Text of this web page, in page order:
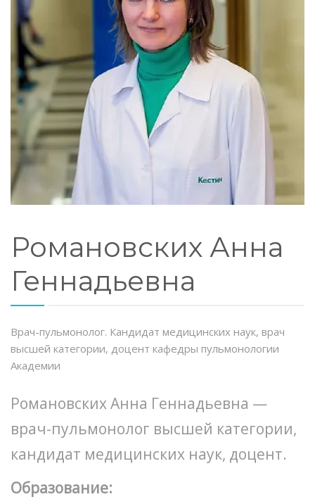
ГАЛЕРЕЯ
КОНТАКТЫ
ЗАПИСАТЬСЯ НА ПРИЕМ
Романовских Анна
Геннадьевна
Врач-пульмонолог. Кандидат медицинских наук, врач
высшей категории, доцент кафедры пульмонологии
Академии
Романовских Анна Геннадьевна —
врач-пульмонолог высшей категории,
кандидат медицинских наук, доцент.
Образование: